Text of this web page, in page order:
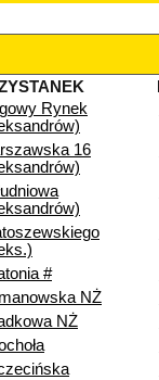
Rynek
16
#
NŻ
NŻ